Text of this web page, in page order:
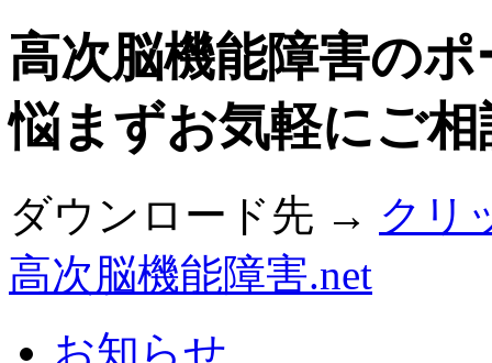
高次脳機能障害の
悩まずお気軽にご
ダウンロード先 → クリ
高次脳機能障害.net
お知らせ